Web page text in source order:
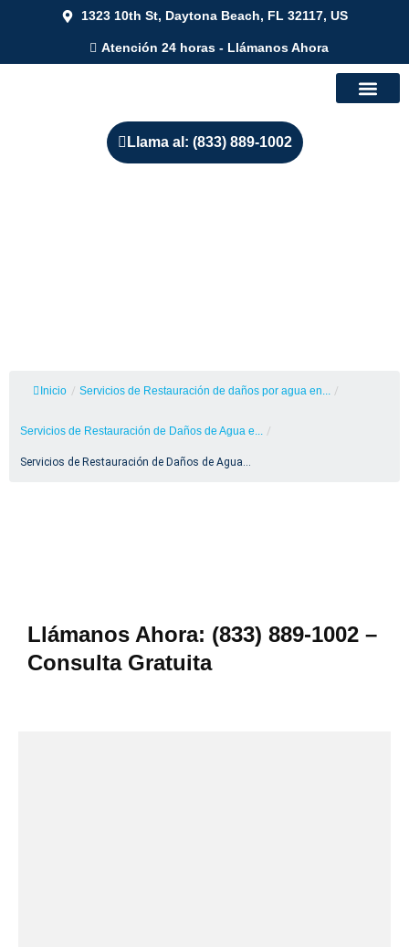
1323 10th St, Daytona Beach, FL 32117, US
Atención 24 horas - Llámanos Ahora
Llama al: (833) 889-1002
Inicio / Servicios de Restauración de daños por agua en... /
Servicios de Restauración de Daños de Agua e... /
Servicios de Restauración de Daños de Agua...
Llámanos Ahora: (833) 889-1002 –
Consulta Gratuita